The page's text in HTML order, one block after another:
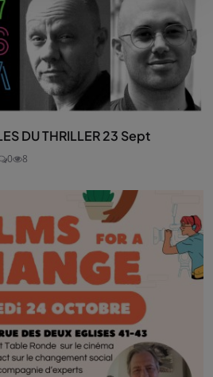
DU THRILLER 23 Sept
0 8